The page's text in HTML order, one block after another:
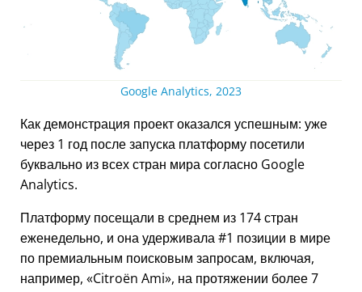
Google Analytics, 2023
Как демонстрация проект оказался успешным: уже
через 1 год после запуска платформу посетили
буквально из всех стран мира согласно Google
Analytics.
Платформу посещали в среднем из 174 стран
еженедельно, и она удерживала #1 позиции в мире
по премиальным поисковым запросам, включая,
например,
Citroën Ami , на протяжении более 7